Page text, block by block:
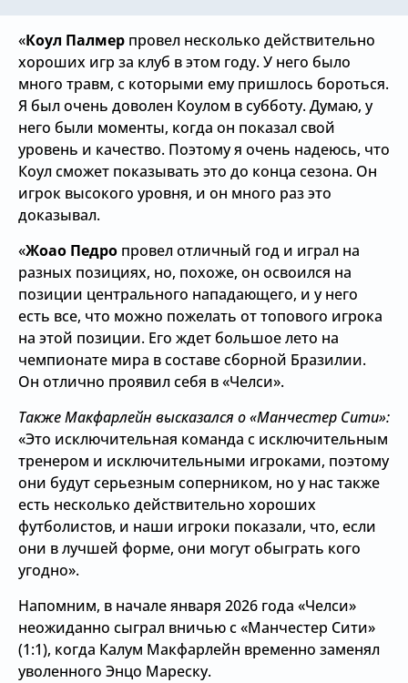
«Коул Палмер провел несколько действительно
хороших игр за клуб в этом году. У него было
много травм, с которыми ему пришлось бороться.
Я был очень доволен Коулом в субботу. Думаю, у
него были моменты, когда он показал свой
уровень и качество. Поэтому я очень надеюсь, что
Коул сможет показывать это до конца сезона. Он
игрок высокого уровня, и он много раз это
доказывал.
«Жоао Педро провел отличный год и играл на
разных позициях, но, похоже, он освоился на
позиции центрального нападающего, и у него
есть все, что можно пожелать от топового игрока
на этой позиции. Его ждет большое лето на
чемпионате мира в составе сборной Бразилии.
Он отлично проявил себя в «Челси».
Также Макфарлейн высказался о «Манчестер Сити»:
«Это исключительная команда с исключительным
тренером и исключительными игроками, поэтому
они будут серьезным соперником, но у нас также
есть несколько действительно хороших
футболистов, и наши игроки показали, что, если
они в лучшей форме, они могут обыграть кого
угодно».
Напомним, в начале января 2026 года «Челси»
неожиданно сыграл вничью с «Манчестер Сити»
(1:1), когда Калум Макфарлейн временно заменял
уволенного Энцо Мареску.